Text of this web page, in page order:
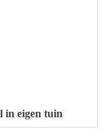
in eigen tuin